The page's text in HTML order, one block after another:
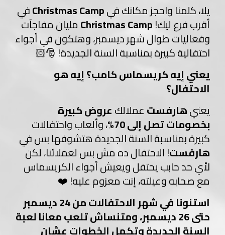
يلا، كلمنا واحجز مكانك فيChristmas Campفي
أقرب فرع ليك!Christmas Campمليان مفاجآت
وفعاليات طوال شهر ديسمبر، وهتكون في أجواء
احتفالية كبيرة بمناسبة السنة الجديدة! 🎅🏻
يعني إيه كريسماس كامب؟ إيه هو
الاحتفال؟
يعنيهارفستعملالكعروض كبيرة
بخصومات تصل إلى 70% ، وألعاب واحتفالات
كبيرة بمناسبة السنة الجديدة هتشوفها بس في
هارفست! الاحتفال ده مش بس لعملائنا، لكن
لأي حد حابب يحتفل ويعيش أجواء الكريسماس
مع صحابه وعيلته، إنت معزوم عليه! ❤️
استنونا في شهر الاحتفالات من 24 ديسمبر
حتى 26 ديسمبر، ومتنساش تلعب معانا لعبة
السنة الجديدة وتكمل الخطوات عشان